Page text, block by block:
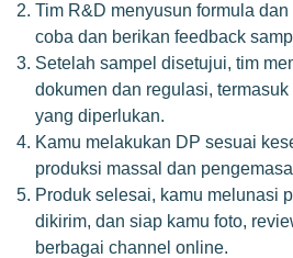
Tim R&D menyusun formula
coba dan berikan feedback
Setelah sampel disetujui, tim
dokumen dan regulasi,
yang diperlukan.
Kamu melakukan DP sesuai
produksi massal dan
Produk selesai, kamu melunasi
dikirim, dan siap kamu foto,
berbagai channel online.